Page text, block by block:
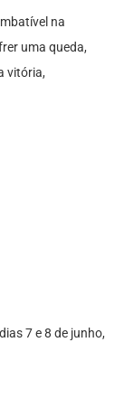
na
uma queda,
vitória,
7 e 8 de junho,